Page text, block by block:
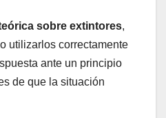
sobre extintores,
utilizarlos correctamente
ante un principio
de que la situación